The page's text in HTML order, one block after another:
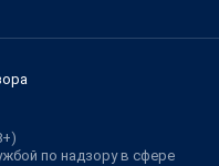
по надзору в сфере